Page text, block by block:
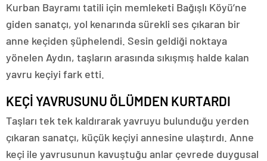
Kurban Bayramı tatili için memleketi Bağışlı Köyü’ne
giden sanatçı, yol kenarında sürekli ses çıkaran bir
anne keçiden şüphelendi. Sesin geldiği noktaya
yönelen Aydın, taşların arasında sıkışmış halde kalan
yavru keçiyi fark etti.
KEÇİ YAVRUSUNU ÖLÜMDEN KURTARDI
Taşları tek tek kaldırarak yavruyu bulunduğu yerden
çıkaran sanatçı, küçük keçiyi annesine ulaştırdı. Anne
keçi ile yavrusunun kavuştuğu anlar çevrede duygusal